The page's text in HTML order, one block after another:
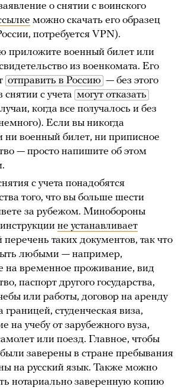
о снятии с воинского
можно скачать его образец
потребуется VPN).
приложите военный билет или
из военкомата. Его
отправить в Россию — без этого
снятии с учета могут отказать
когда все получалось и без
Если вы никогда
ни военный билет, ни приписное
— просто напишите об этом
с учета понадобятся
того, что вы больше шести
за рубежом. Минобороны
не устанавливает
таких документов, так что
любыми — например,
на временное проживание, вид
паспорт другого государства,
или работы, договор на аренду
границей, студенческая виза,
на учебу от зарубежного вуза,
или поезд. Главное, чтобы
заверены в стране пребывания
на русский язык. Также можно
нотариально заверенную копию